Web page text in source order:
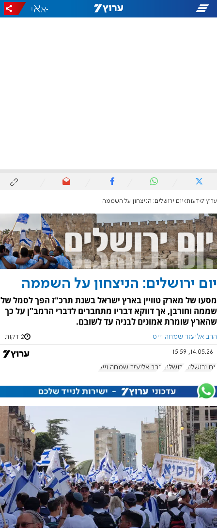
-
+
ערוץ 7 דעות יום ירושלים: הניצחון על השממה
יום ירושלים: הניצחון על השממה
מסעו של מארק טוויין בארץ ישראל בשנת תרכ"ז הפך לסמל של
שממה וחורבן, אך דווקא דבריו מתחברים לדברי הרמב"ן על כך
שהארץ שומרת אמונים לבניה עד לשובם.
הרב אליעזר שמחה וייס 2 דקות
14.05.26, 15:59
יום ירושלים ירושלים הרב אליעזר שמחה וייס